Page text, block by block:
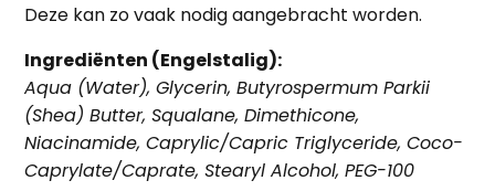
Deze kan zo vaak nodig aangebracht worden.
Ingrediënten (Engelstalig):
Aqua (Water), Glycerin, Butyrospermum Parkii
(Shea) Butter, Squalane, Dimethicone,
Niacinamide, Caprylic/Capric Triglyceride, Coco-
Caprylate/Caprate, Stearyl Alcohol, PEG-100